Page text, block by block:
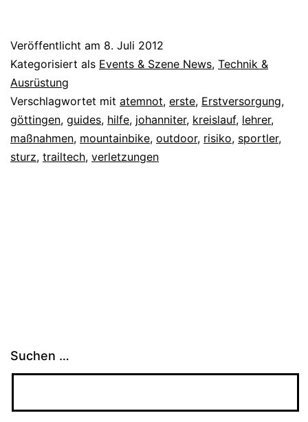
Veröffentlicht am 8. Juli 2012
Kategorisiert als Events & Szene News, Technik &
Ausrüstung
Verschlagwortet mit atemnot, erste, Erstversorgung,
göttingen, guides, hilfe, johanniter, kreislauf, lehrer,
maßnahmen, mountainbike, outdoor, risiko, sportler,
sturz, trailtech, verletzungen
Suchen …